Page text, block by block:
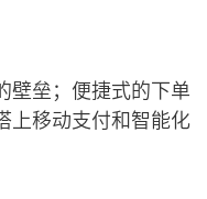
壁垒；便捷式的下单
上移动支付和智能化